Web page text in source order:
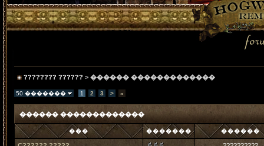
???????? ?????? > ������ �������������
50 ������� 1 2 3 > »
������ �������������
��� ������� ������